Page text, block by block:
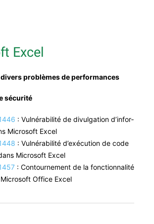
Excel
prob­lèmes de performances
sécurité
: Vul­néra­bil­ité de divul­ga­tion d’in­for­
Microsoft Excel
: Vul­néra­bil­ité d’exé­cu­tion de code
Microsoft Excel
: Con­tourne­ment de la fonc­tion­nal­ité
Office Excel